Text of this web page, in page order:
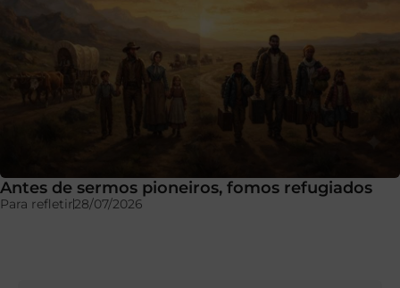
Antes de sermos pioneiros, fomos refugiados
Para refletir28/07/2026